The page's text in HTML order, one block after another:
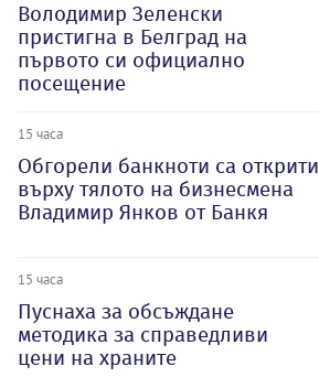
Володимир Зеленски
пристигна в Белград на
първото си официално
посещение
15 часа
Обгорели банкноти са открити
върху тялото на бизнесмена
Владимир Янков от Банкя
15 часа
Пуснаха за обсъждане
методика за справедливи
цени на храните